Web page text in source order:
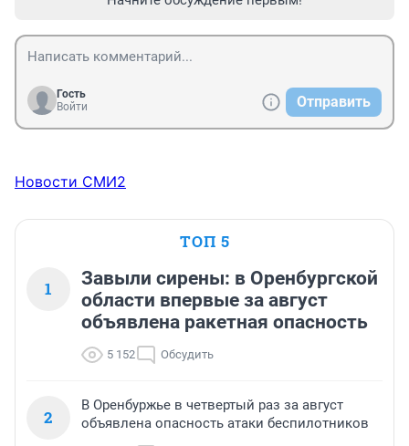
Гость
Войти
Отправить
Новости СМИ2
ТОП 5
1
Завыли сирены: в Оренбургской
области впервые за август
объявлена ракетная опасность
5 152 Обсудить
2
В Оренбуржье в четвертый раз за август
объявлена опасность атаки беспилотников